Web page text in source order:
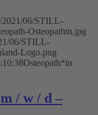
2021/06/STILL-
Osteopathin.jpg
06/STILL-
Logo.png
Osteopath*in
/ w / d –